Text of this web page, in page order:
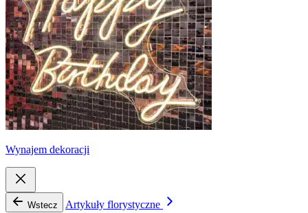
Wynajem dekoracji
Wstecz Artykuły florystyczne